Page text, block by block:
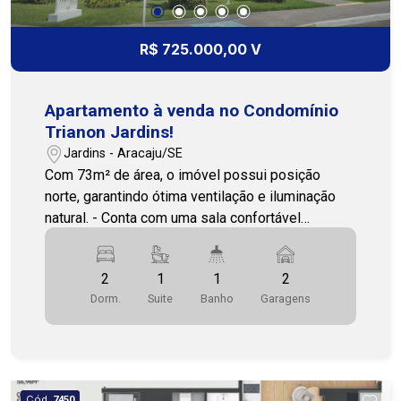
R$ 725.000,00 V
Apartamento à venda no Condomínio
Trianon Jardins!
Jardins - Aracaju/SE
Com 73m² de área, o imóvel possui posição
norte, garantindo ótima ventilação e iluminação
natural. - Conta com uma sala confortável
integrada à varanda, dois quartos (sendo um
suíte), um banheiro social, cozinha funcional e
área de serviço. Além disso, dispõe de 2 vagas
de garagem. Uma excelente oportunidade para
quem busca conforto, praticidade e qualidade de
PREMIUM IMOBILIARIA PJ 208.
2
Dorm.
1
Suite
1
Banho
2
Garagens